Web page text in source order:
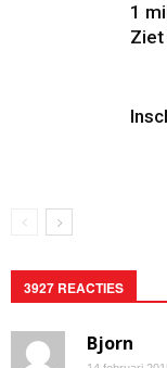
1
Ziet
3927 REACTIES
Bjorn